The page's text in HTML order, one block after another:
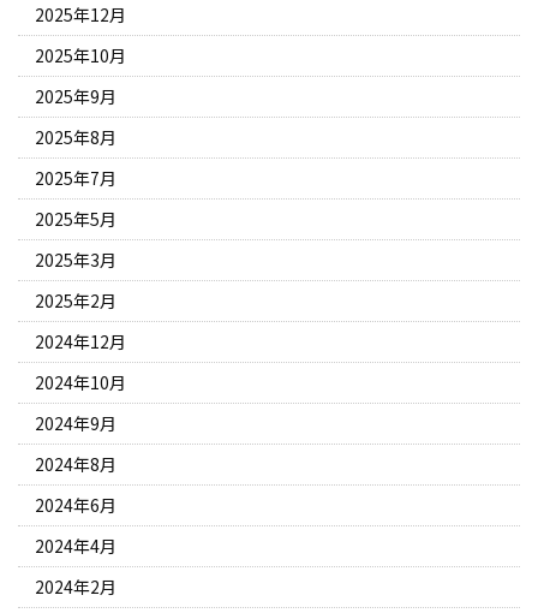
2025年12月
2025年10月
2025年9月
2025年8月
2025年7月
2025年5月
2025年3月
2025年2月
2024年12月
2024年10月
2024年9月
2024年8月
2024年6月
2024年4月
2024年2月